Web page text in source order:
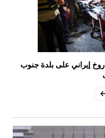
صاروخ إيراني على بلدة جنوب